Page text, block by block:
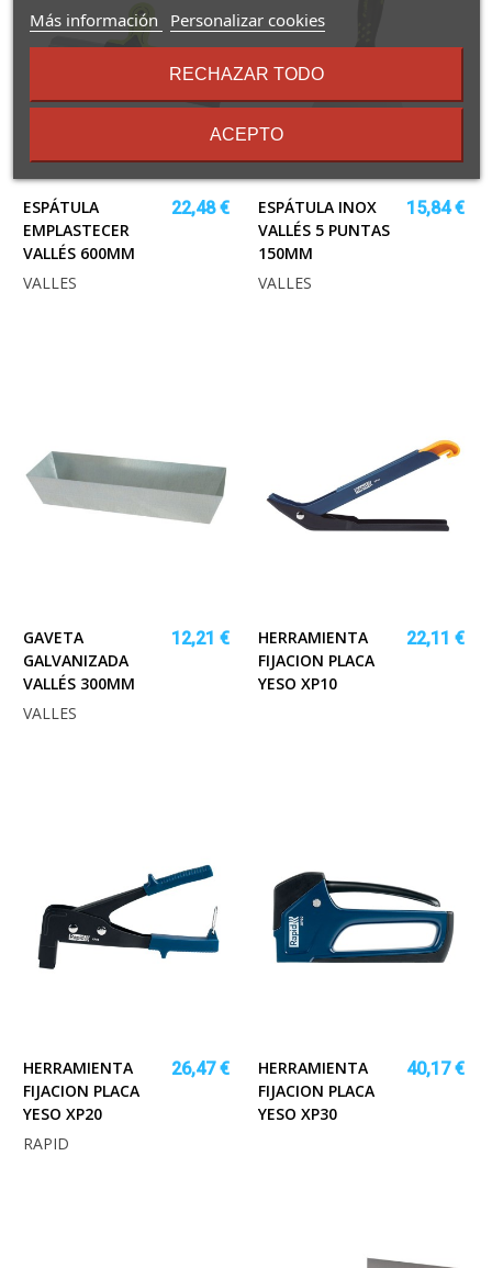
ESPÁTULA
EMPLASTECER
VALLÉS 600MM
22,48 €
VALLES
ESPÁTULA INOX
VALLÉS 5 PUNTAS
150MM
15,84 €
VALLES
GAVETA
GALVANIZADA
VALLÉS 300MM
12,21 €
VALLES
HERRAMIENTA
FIJACION PLACA
YESO XP10
22,11 €
HERRAMIENTA
FIJACION PLACA
YESO XP20
26,47 €
RAPID
HERRAMIENTA
FIJACION PLACA
YESO XP30
40,17 €
Más información
sobre
términos
condiciones
Personalizar cookies
RECHAZAR TODO
ACEPTO